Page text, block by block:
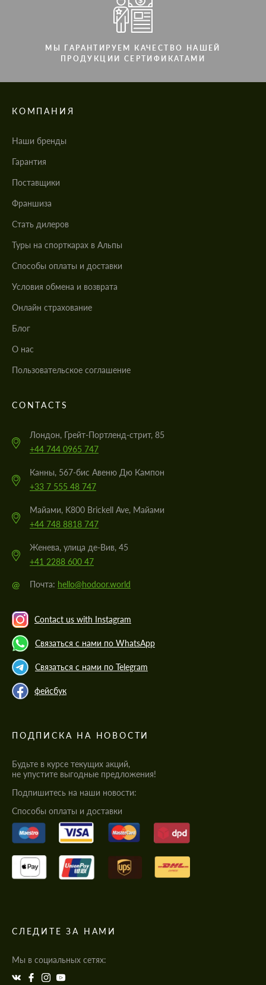
МЫ ГАРАНТИРУЕМ КАЧЕСТВО НАШЕЙ
ПРОДУКЦИИ СЕРТИФИКАТАМИ
КОМПАНИЯ
Наши бренды
Гарантия
Поставщики
Франшиза
Стать дилеров
Туры на спорткарах в Альпы
Cпособы оплаты и доставки
Условия обмена и возврата
Онлайн страхование
Блог
О нас
Пользовательское соглашение
CONTACTS
Лондон, Грейт-Портленд-стрит, 85
+44 744 0965 747
Канны, 567-бис Авеню Дю Кампон
+33 7 555 48 747
Майами, K800 Brickell Ave, Майами
+44 748 8818 747
Женева, улица де-Вив, 45
+41 2288 600 47
@ Почта: hello@hodoor.world
Contact us with Instagram
Связаться с нами по WhatsApp
Связаться с нами по Telegram
фейсбук
ПОДПИСКА НА НОВОСТИ
Будьте в курсе текущих акций,
не упустите выгодные предложения!
Подпишитесь на наши новости:
Cпособы оплаты и доставки
СЛЕДИТЕ ЗА НАМИ
Мы в социальных сетях: